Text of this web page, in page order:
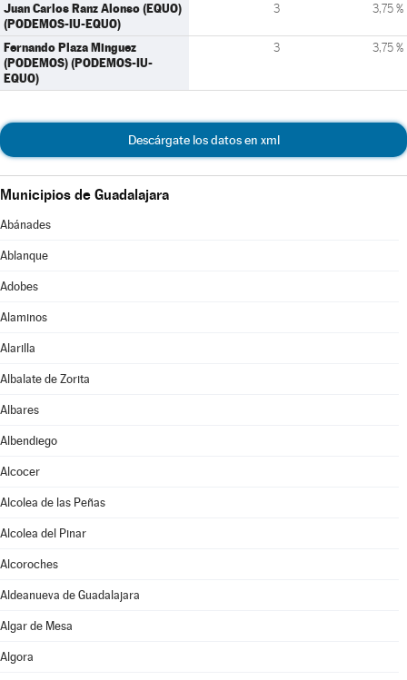
Juan Carlos Ranz Alonso (EQUO)
(PODEMOS-IU-EQUO)
3 3,75 %
Fernando Plaza Minguez
(PODEMOS) (PODEMOS-IU-
EQUO)
3 3,75 %
Descárgate los datos en xml
Municipios de Guadalajara
Abánades
Ablanque
Adobes
Alaminos
Alarilla
Albalate de Zorita
Albares
Albendiego
Alcocer
Alcolea de las Peñas
Alcolea del Pinar
Alcoroches
Aldeanueva de Guadalajara
Algar de Mesa
Algora